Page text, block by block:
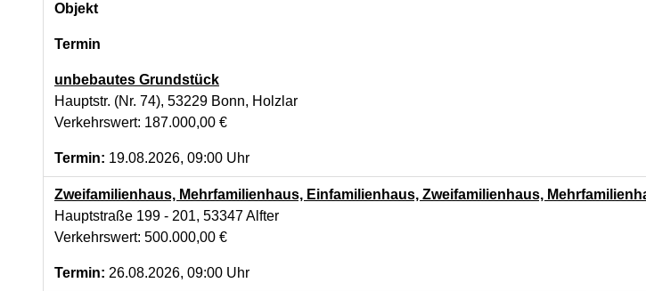
Objekt
Termin
unbebautes Grundstück
Hauptstr. (Nr. 74), 53229 Bonn, Holzlar
Verkehrswert: 187.000,00 €
Termin: 19.08.2026, 09:00 Uhr
Zweifamilienhaus, Mehrfamilienhaus, Einfamilienhaus, Zweifamilienhaus,
Hauptstraße 199 - 201, 53347 Alfter
Verkehrswert: 500.000,00 €
Termin: 26.08.2026, 09:00 Uhr